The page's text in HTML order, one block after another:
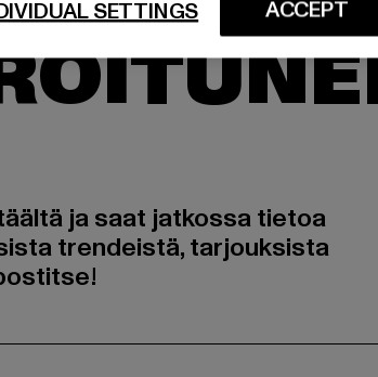
ja saat jatkossa tietoa
trendeistä, tarjouksista
ACCEPT
SETTINGS